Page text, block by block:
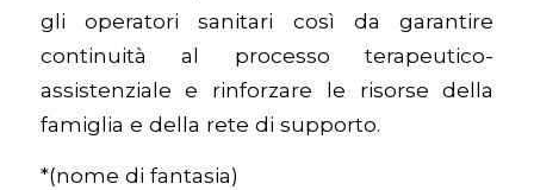
gli operatori sanitari così da garantire
continuità al processo terapeutico-
assistenziale e rinforzare le risorse della
famiglia e della rete di supporto.
*(nome di fantasia)